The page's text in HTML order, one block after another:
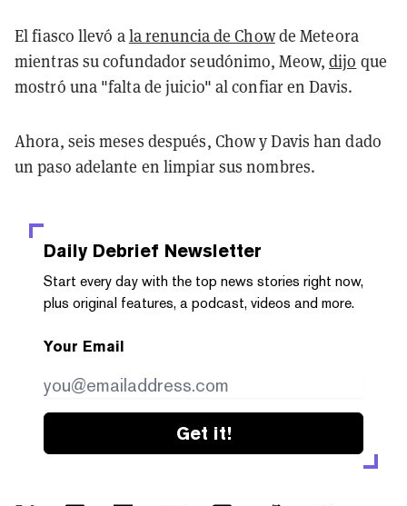
El fiasco llevó ala renuncia de Chowde Meteora
mientras su cofundador seudónimo, Meow,dijo que
mostró una "falta de juicio" al confiar en Davis.
Ahora, seis meses después, Chow y Davis han dado
un paso adelante en limpiar sus nombres.
Daily Debrief Newsletter
Start every day with the top news stories right now,
plus original features, a podcast, videos and more.
Your Email
Get it!